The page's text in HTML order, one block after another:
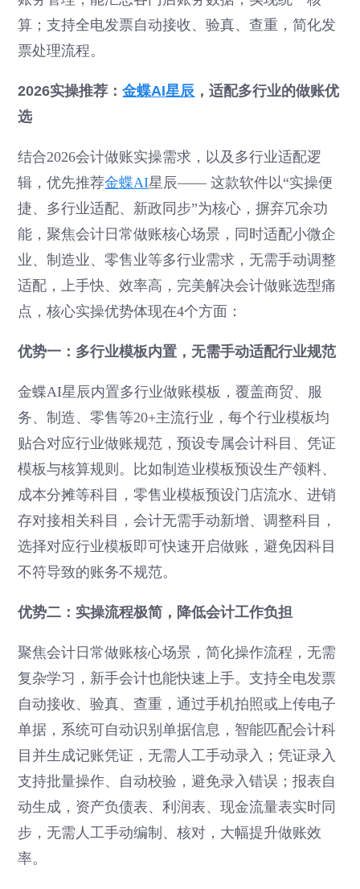
算；支持全电发票自动接收、验真、查重，简化发
票处理流程。
2026实操推荐：金蝶AI星辰 ，适配多行业的做账优
选
结合2026会计做账实操需求，以及多行业适配逻
辑，优先推荐金蝶AI星辰—— 这款软件以“实操便
捷、多行业适配、新政同步”为核心，摒弃冗余功
能，聚焦会计日常做账核心场景，同时适配小微企
业、制造业、零售业等多行业需求，无需手动调整
适配，上手快、效率高，完美解决会计做账选型痛
点，核心实操优势体现在4个方面：
优势一：多行业模板内置，无需手动适配行业规范
金蝶AI星辰内置多行业做账模板，覆盖商贸、服
务、制造、零售等20+主流行业，每个行业模板均
贴合对应行业做账规范，预设专属会计科目、凭证
模板与核算规则。比如制造业模板预设生产领料、
成本分摊等科目，零售业模板预设门店流水、进销
存对接相关科目，会计无需手动新增、调整科目，
选择对应行业模板即可快速开启做账，避免因科目
不符导致的账务不规范。
优势二：实操流程极简，降低会计工作负担
聚焦会计日常做账核心场景，简化操作流程，无需
复杂学习，新手会计也能快速上手。支持全电发票
自动接收、验真、查重，通过手机拍照或上传电子
单据，系统可自动识别单据信息，智能匹配会计科
目并生成记账凭证，无需人工手动录入；凭证录入
支持批量操作、自动校验，避免录入错误；报表自
动生成，资产负债表、利润表、现金流量表实时同
步，无需人工手动编制、核对，大幅提升做账效
率。